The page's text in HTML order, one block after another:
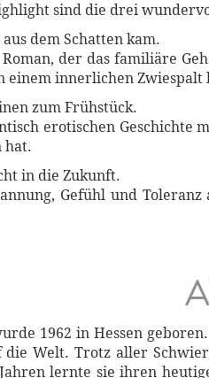
sind die drei
dem Schatten kam.
der das familiäre
einem innerlichen Zwiespalt
zum Frühstück.
erotischen Geschichte
hat.
in die Zukunft.
Gefühl und
1962 in Hessen
die Welt. Trotz aller
lernte sie ihren